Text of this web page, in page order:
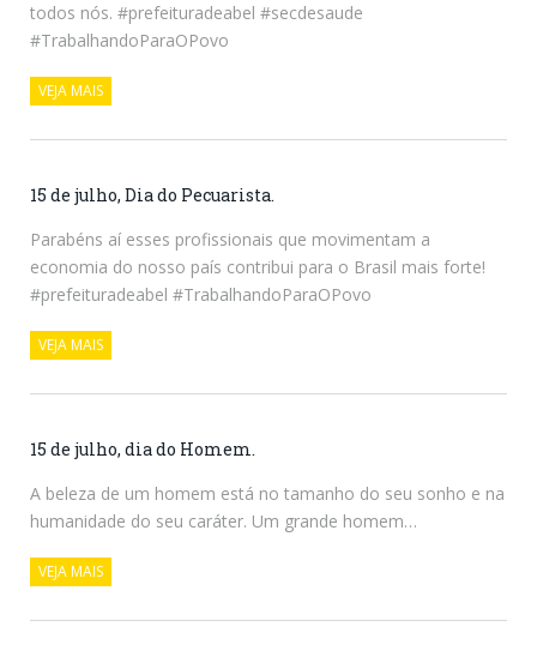
todos nós. #prefeituradeabel #secdesaude
#TrabalhandoParaOPovo
VEJA MAIS
15 de julho, Dia do Pecuarista.
Parabéns aí esses profissionais que movimentam a
economia do nosso país contribui para o Brasil mais forte!
#prefeituradeabel #TrabalhandoParaOPovo
VEJA MAIS
15 de julho, dia do Homem.
A beleza de um homem está no tamanho do seu sonho e na
humanidade do seu caráter. Um grande homem…
VEJA MAIS